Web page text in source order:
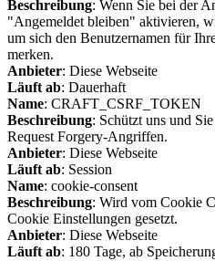
Beschreibung: Wenn Sie bei der
"Angemeldet bleiben" aktivieren,
um sich den Benutzernamen für
merken.
Anbieter: Diese Webseite
Läuft ab: Dauerhaft
Name: CRAFT_CSRF_TOKEN
Beschreibung: Schützt uns und
Request Forgery-Angriffen.
Anbieter: Diese Webseite
Läuft ab: Session
Name: cookie-consent
Beschreibung: Wird vom Cookie
Cookie Einstellungen gesetzt.
Anbieter: Diese Webseite
Läuft ab: 180 Tage, ab